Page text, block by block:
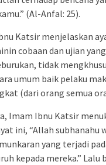
(Al-Anfal: 25).
Katsir menjelaskan
cobaan dan ujian
tidak
umum baik pelaku
(dari orang semua
Imam Ibnu Katsir
ini, “Allah
yang terjadi
kepada mereka.”